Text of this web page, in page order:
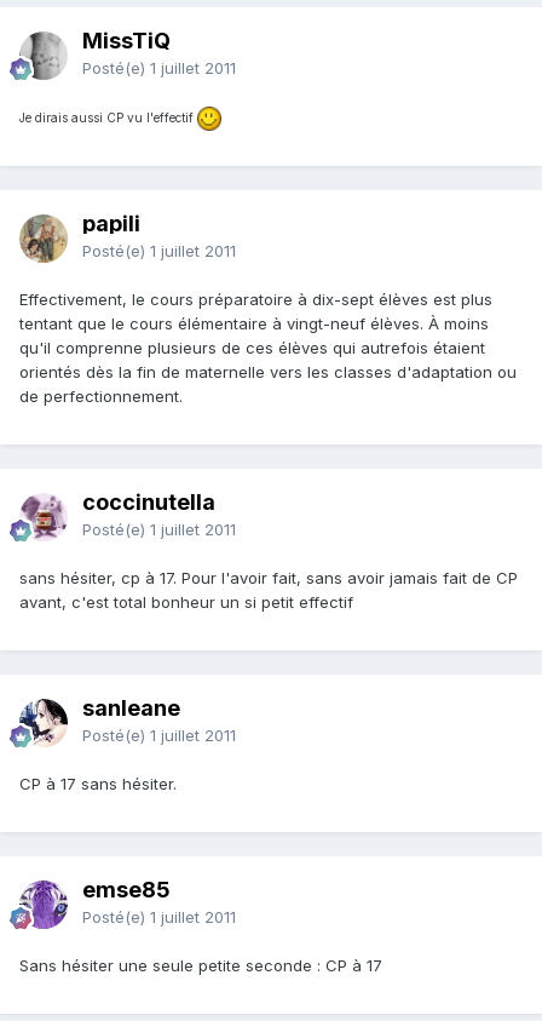
MissTiQ
Posté(e) 1 juillet 2011
Je dirais aussi CP vu l'effectif
papili
Posté(e) 1 juillet 2011
Effectivement, le cours préparatoire à dix-sept élèves est plus
tentant que le cours élémentaire à vingt-neuf élèves. À moins
qu'il comprenne plusieurs de ces élèves qui autrefois étaient
orientés dès la fin de maternelle vers les classes d'adaptation ou
de perfectionnement.
coccinutella
Posté(e) 1 juillet 2011
sans hésiter, cp à 17. Pour l'avoir fait, sans avoir jamais fait de CP
avant, c'est total bonheur un si petit effectif
sanleane
Posté(e) 1 juillet 2011
CP à 17 sans hésiter.
emse85
Posté(e) 1 juillet 2011
Sans hésiter une seule petite seconde : CP à 17